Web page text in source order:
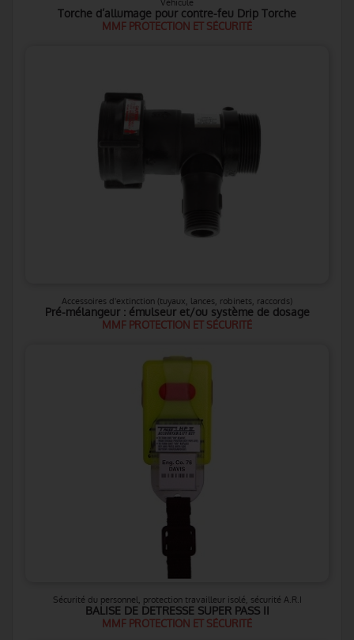
Véhicule
Torche d’allumage pour contre-feu Drip Torche
MMF PROTECTION ET SÉCURITÉ
Accessoires d'extinction (tuyaux, lances, robinets, raccords)
Pré-mélangeur : émulseur et/ou système de dosage
MMF PROTECTION ET SÉCURITÉ
Sécurité du personnel, protection travailleur isolé, sécurité A.R.I
BALISE DE DETRESSE SUPER PASS II
MMF PROTECTION ET SÉCURITÉ